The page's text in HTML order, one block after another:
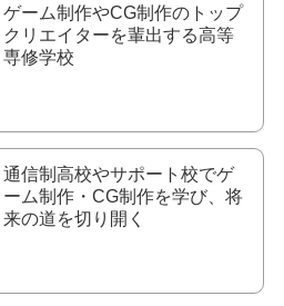
ゲーム制作やCG制作のトップ
クリエイターを輩出する高等
専修学校
通信制高校やサポート校でゲ
ーム制作・CG制作を学び、将
来の道を切り開く